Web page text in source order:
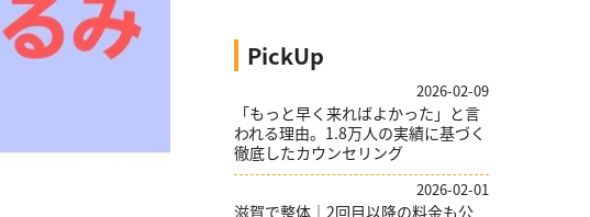
PickUp
「もっと早く来ればよかった」と言
われる理由。1.8万人の実績に基づく
徹底したカウンセリング
2026-02-09
滋賀で整体｜2回目以降の料金も公
2026-02-01